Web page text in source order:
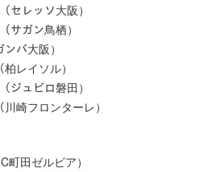
レッソ大阪）
ガン鳥栖）
バ大阪）
イソル）
ュビロ磐田）
フロンターレ）
田ゼルビア）